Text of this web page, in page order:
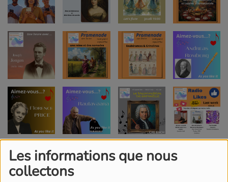
Les informations que nous
collectons